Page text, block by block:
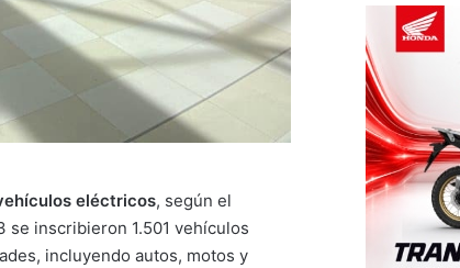
eléctricos, según el
inscribieron 1.501 vehículos
incluyendo autos, motos y